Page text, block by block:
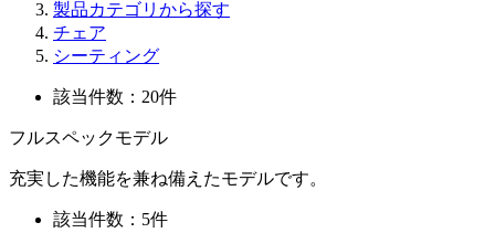
製品カテゴリから探す
チェア
シーティング
該当件数：20件
フルスペックモデル
充実した機能を兼ね備えたモデルです。
該当件数：5件